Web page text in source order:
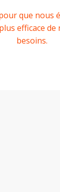
que nous
efficace
besoins.